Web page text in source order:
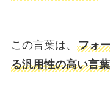
この言葉は、 フォ
る汎用性の高い言